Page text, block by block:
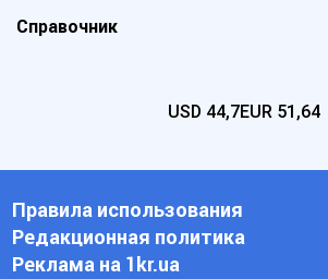
Справочник
USD 44,7EUR 51,64
Правила использования
Редакционная политика
Реклама на 1kr.ua